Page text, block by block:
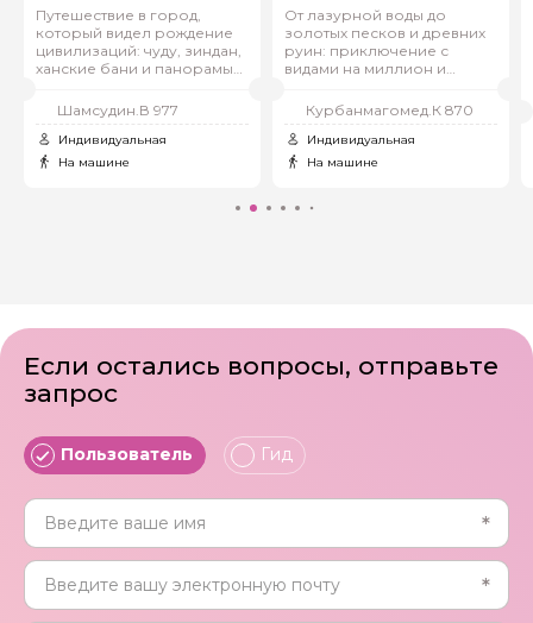
Путешествие в город,
который видел рождение
цивилизаций: чуду, зиндан,
ханские бани и панорамы
Шамсудин.В 977
Индивидуальная
На машине
От лазурной воды до
золотых песков и древних
руин: приключение с
видами на миллион и
Курбанмагомед.К 870
Индивидуальная
На машине
Если остались вопросы, отправьте
запрос
Пользователь Гид